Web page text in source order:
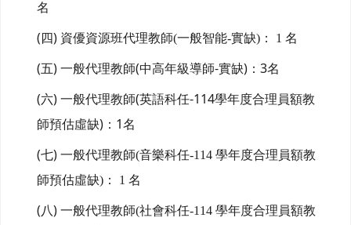
名
( 四) 資優資源班代理教師(一般智能-實缺)： 1 名
(五) 一般代理教師(中高年級導師-實缺) ： 3名
(六) 一般代理教師(英語科任-114學年度合理員額教
師預估虛缺) ： 1名
(七) 一般代理教師(音樂科任-114 學年度合理員額教
師預估虛缺)： 1 名
(八) 一般代理教師(社會科任-114 學年度合理員額教